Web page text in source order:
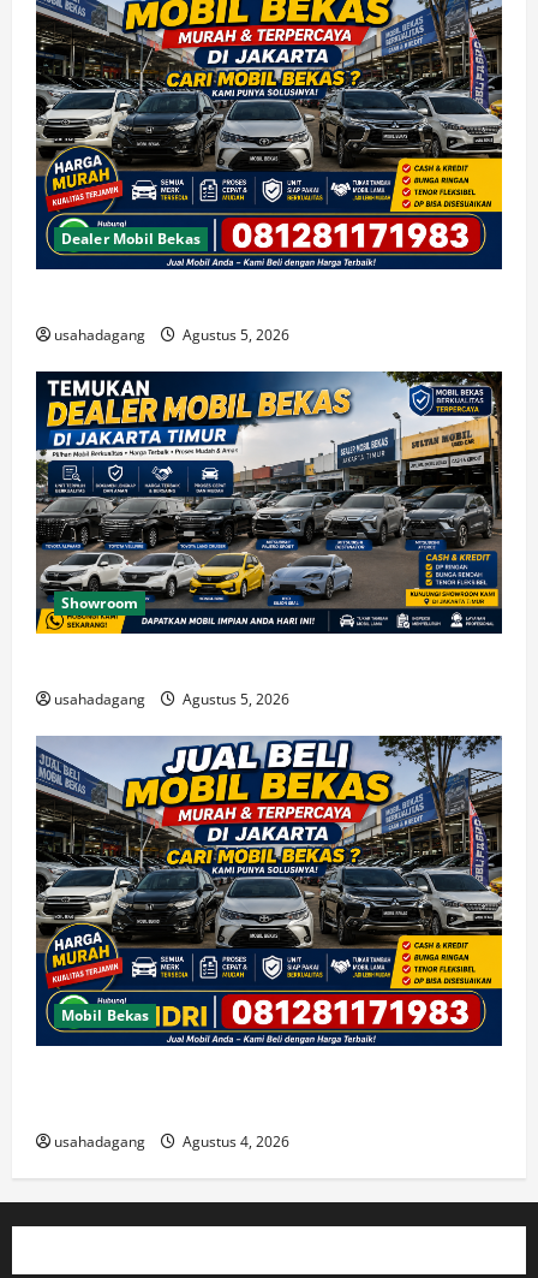
Dealer Mobil Bekas
usahadagang Agustus 5, 2026
Showroom
usahadagang Agustus 5, 2026
Mobil Bekas
usahadagang Agustus 4, 2026